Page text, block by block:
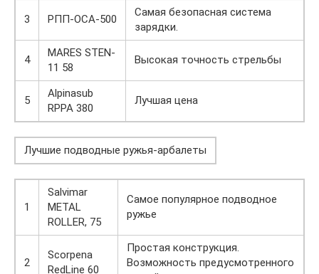
3 РПП-ОСА-500
Самая безопасная система
зарядки.
4
MARES STEN-
11 58
Высокая точность стрельбы
5
Alpinasub
RPPA 380
Лучшая цена
Лучшие подводные ружья-арбалеты
1
Salvimar
METAL
ROLLER, 75
Самое популярное подводное
ружье
2
Scorpena
RedLine 60
Простая конструкция.
Возможность предусмотренного